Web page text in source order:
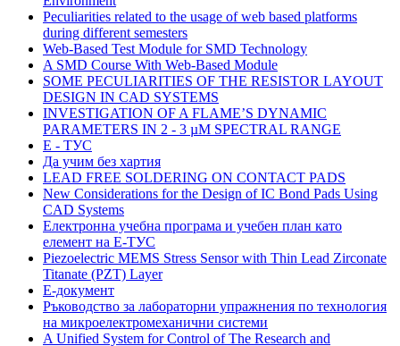
Peculiarities related to the usage of web based platforms
during different semesters
Web-Based Test Module for SMD Technology
A SMD Course With Web-Based Module
SOME PECULIARITIES OF THE RESISTOR LAYOUT
DESIGN IN CAD SYSTEMS
INVESTIGATION OF A FLAME’S DYNAMIC
PARAMETERS IN 2 - 3 µM SPECTRAL RANGE
Е - ТУС
Да учим без хартия
LEAD FREE SOLDERING ON CONTACT PADS
New Considerations for the Design of IC Bond Pads Using
CAD Systems
Електронна учебна програма и учебен план като
елемент на Е-ТУС
Piezoelectric MEMS Stress Sensor with Thin Lead Zirconate
Titanate (PZT) Layer
Е-документ
Ръководство за лабораторни упражнения по технология
на микроелектромеханични системи
A Unified System for Control of The Research and